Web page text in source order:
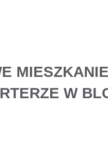
MIESZKANIE
W